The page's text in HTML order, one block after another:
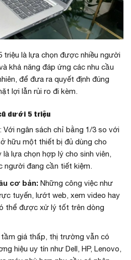
triệu là lựa chọn được nhiều người
khả năng đáp ứng các nhu cầu
để đưa ra quyết định đúng
lợi lẫn rủi ro đi kèm.
dưới 5 triệu
: Với ngân sách chỉ bằng 1/3 so với
hữu một thiết bị đủ dùng cho
lựa chọn hợp lý cho sinh viên,
người đang cần tiết kiệm.
cơ bản: Những công việc như
tuyến, lướt web, xem video hay
thể được xử lý tốt trên dòng
tầm giá thấp, thị trường vẫn có
hiệu uy tín như Dell, HP, Lenovo,